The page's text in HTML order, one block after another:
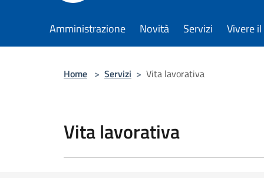
Amministrazione Novità Servizi Vivere
Home > Servizi > Vita lavorativa
Vita lavorativa